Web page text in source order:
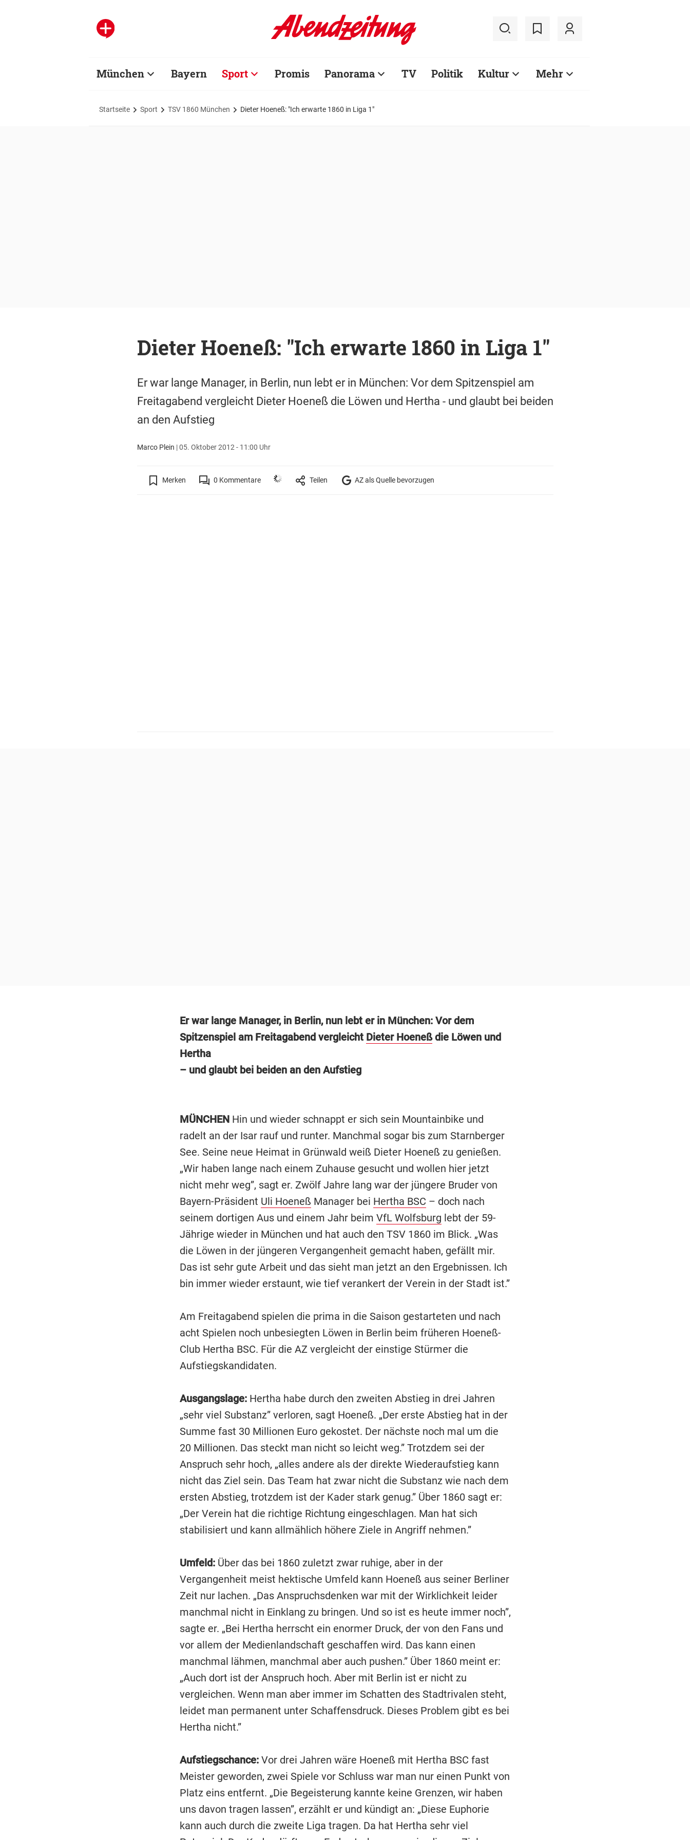
München Bayern Sport Promis Panorama TV Politik Kultur Mehr
Startseite Sport TSV 1860 München Dieter Hoeneß: "Ich erwarte 1860 in Liga 1"
Dieter Hoeneß: "Ich erwarte 1860 in Liga 1"
Er war lange Manager, in Berlin, nun lebt er in München: Vor dem Spitzenspiel am
Freitagabend vergleicht Dieter Hoeneß die Löwen und Hertha - und glaubt bei beiden
an den Aufstieg
Marco Plein |05. Oktober 2012 - 11:00 Uhr
Merken 0 Kommentare Teilen AZ als Quelle bevorzugen
Er war lange Manager, in Berlin, nun lebt er in München: Vor dem
Spitzenspiel am Freitagabend vergleicht Dieter Hoeneßdie Löwen und
Hertha
– und glaubt bei beiden an den Aufstieg
MÜNCHENHin und wieder schnappt er sich sein Mountainbike und
radelt an der Isar rauf und runter. Manchmal sogar bis zum Starnberger
See. Seine neue Heimat in Grünwald weiß Dieter Hoeneß zu genießen.
„Wir haben lange nach einem Zuhause gesucht und wollen hier jetzt
nicht mehr weg”, sagt er. Zwölf Jahre lang war der jüngere Bruder von
Bayern-Präsident Uli Hoeneß Manager bei Hertha BSC – doch nach
seinem dortigen Aus und einem Jahr beim VfL Wolfsburg lebt der 59-
Jährige wieder in München und hat auch den TSV 1860 im Blick. „Was
die Löwen in der jüngeren Vergangenheit gemacht haben, gefällt mir.
Das ist sehr gute Arbeit und das sieht man jetzt an den Ergebnissen. Ich
bin immer wieder erstaunt, wie tief verankert der Verein in der Stadt ist.”
Am Freitagabend spielen die prima in die Saison gestarteten und nach
acht Spielen noch unbesiegten Löwen in Berlin beim früheren Hoeneß-
Club Hertha BSC. Für die AZ vergleicht der einstige Stürmer die
Aufstiegskandidaten.
Ausgangslage: Hertha habe durch den zweiten Abstieg in drei Jahren
„sehr viel Substanz” verloren, sagt Hoeneß. „Der erste Abstieg hat in der
Summe fast 30 Millionen Euro gekostet. Der nächste noch mal um die
20 Millionen. Das steckt man nicht so leicht weg.” Trotzdem sei der
Anspruch sehr hoch, „alles andere als der direkte Wiederaufstieg kann
nicht das Ziel sein. Das Team hat zwar nicht die Substanz wie nach dem
ersten Abstieg, trotzdem ist der Kader stark genug.” Über 1860 sagt er:
„Der Verein hat die richtige Richtung eingeschlagen. Man hat sich
stabilisiert und kann allmählich höhere Ziele in Angriff nehmen.”
Umfeld:Über das bei 1860 zuletzt zwar ruhige, aber in der
Vergangenheit meist hektische Umfeld kann Hoeneß aus seiner Berliner
Zeit nur lachen. „Das Anspruchsdenken war mit der Wirklichkeit leider
manchmal nicht in Einklang zu bringen. Und so ist es heute immer noch”,
sagte er. „Bei Hertha herrscht ein enormer Druck, der von den Fans und
vor allem der Medienlandschaft geschaffen wird. Das kann einen
manchmal lähmen, manchmal aber auch pushen.” Über 1860 meint er:
„Auch dort ist der Anspruch hoch. Aber mit Berlin ist er nicht zu
vergleichen. Wenn man aber immer im Schatten des Stadtrivalen steht,
leidet man permanent unter Schaffensdruck. Dieses Problem gibt es bei
Hertha nicht.”
Aufstiegschance:Vor drei Jahren wäre Hoeneß mit Hertha BSC fast
Meister geworden, zwei Spiele vor Schluss war man nur einen Punkt von
Platz eins entfernt. „Die Begeisterung kannte keine Grenzen, wir haben
uns davon tragen lassen”, erzählt er und kündigt an: „Diese Euphorie
kann auch durch die zweite Liga tragen. Da hat Hertha sehr viel